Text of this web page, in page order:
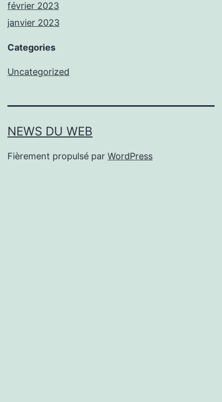
février 2023
janvier 2023
Categories
Uncategorized
NEWS DU WEB
Fièrement propulsé par WordPress